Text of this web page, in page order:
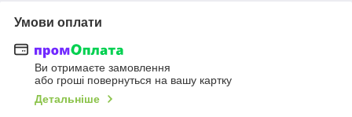
Умови оплати
Ви отримаєте замовлення
або гроші повернуться на вашу картку
Детальніше